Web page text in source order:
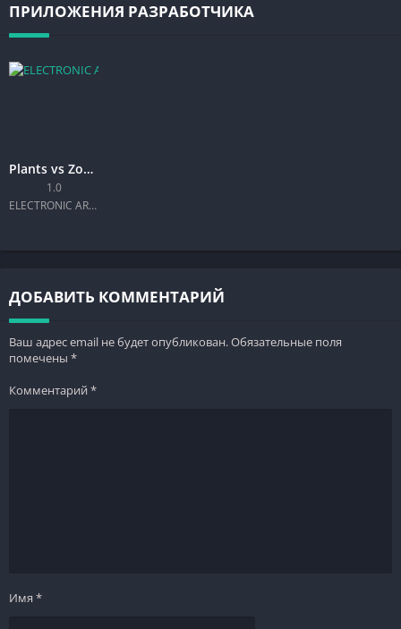
ПРИЛОЖЕНИЯ РАЗРАБОТЧИКА
Plants vs Zombies 3
1.0
ELECTRONIC ARTS
ДОБАВИТЬ КОММЕНТАРИЙ
Ваш адрес email не будет опубликован.Обязательные поля
помечены *
Комментарий*
Имя *